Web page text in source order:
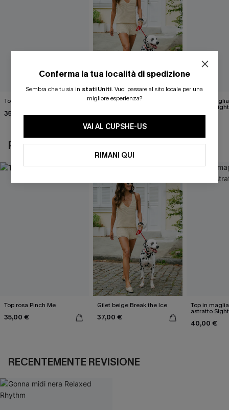
Top rosa Pinch Me
35,00 €
Gilet beige Break the Ice
37,00 €
Top in
astratto
POTREBBE INTERESSARTI ANCHE
Top rosa Pinch Me
35,00 €
Gilet beige Break the Ice
37,00 €
Top in
astratto
40,00 €
RECENTEMENTE REVISIONE
Conferma la tua località di spedizione
Sembra che tu sia in stati Uniti. Vuoi passare al sito locale per una
migliore esperienza?
VAI AL CUPSHE-US
RIMANI QUI